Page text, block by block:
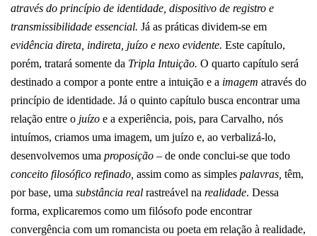
através do princípio de identidade, dispositivo de registro e
transmissibilidade essencial. Já as práticas dividem-se em
evidência direta, indireta, juízo e nexo evidente. Este capítulo,
porém, tratará somente da Tripla Intuição. O quarto capítulo será
destinado a compor a ponte entre a intuição e a imagem através do
princípio de identidade. Já o quinto capítulo busca encontrar uma
relação entre o juízo e a experiência, pois, para Carvalho, nós
intuímos, criamos uma imagem, um juízo e, ao verbalizá-lo,
desenvolvemos uma proposição – de onde conclui-se que todo
conceito filosófico refinado, assim como as simples palavras, têm,
por base, uma substância real rastreável na realidade. Dessa
forma, explicaremos como um filósofo pode encontrar
convergência com um romancista ou poeta em relação à realidade,